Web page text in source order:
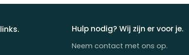
Hulp nodig? Wij zijn er voor je.
Neem contact met ons op.